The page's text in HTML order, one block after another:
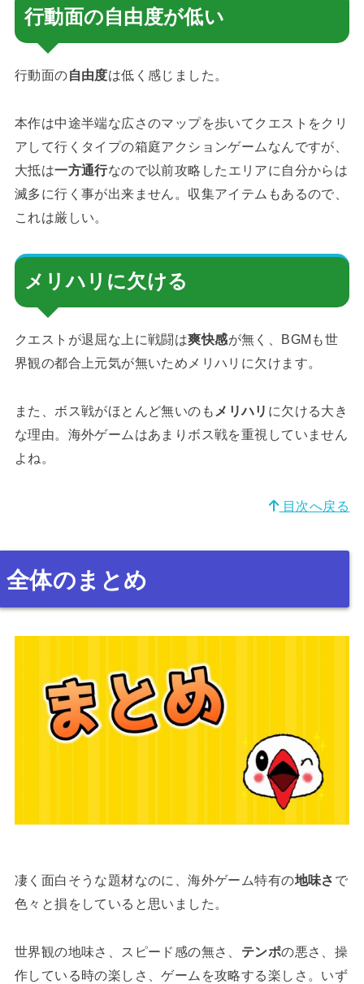
行動面の自由度が低い
行動面の自由度は低く感じました。
本作は中途半端な広さのマップを歩いてクエストをクリ
アして行くタイプの箱庭アクションゲームなんですが、
大抵は一方通行なので以前攻略したエリアに自分からは
滅多に行く事が出来ません。収集アイテムもあるので、
これは厳しい。
メリハリに欠ける
クエストが退屈な上に戦闘は爽快感が無く、BGMも世
界観の都合上元気が無いためメリハリに欠けます。
また、ボス戦がほとんど無いのも メリハリ に欠ける大き
な理由。海外ゲームはあまりボス戦を重視していません
よね。
目次へ戻る
全体のまとめ
凄く面白そうな題材なのに、海外ゲーム特有の地味さ で
色々と損をしていると思いました。
世界観の地味さ、スピード感の無さ、 テンポの悪さ、操
作している時の楽しさ、ゲームを攻略する楽しさ。いず